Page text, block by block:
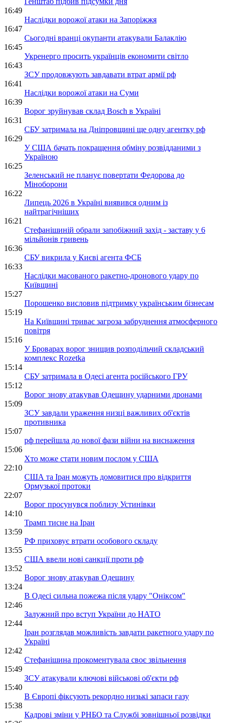
16:49
Наслідки ворожої атаки на Запоріжжя
16:47
Сьогодні вранці окупанти атакували Балаклію
16:45
Укренерго просить українців економити світло
16:43
ЗСУ продовжують завдавати втрат армії рф
16:41
Наслідки ворожої атаки на Суми
16:39
Ворог зруйнував склад Bosch в Україні
16:31
СБУ затримала на Дніпровщині ще одну агентку рф
16:29
У США бачать покращення обміну розвідданими з
Україною
16:25
Зеленський не планує повертати Федорова до
Міноборони
16:22
Липець 2026 в Україні виявився одним із
найтрагічніших
16:21
Стефанішиній обрали запобіжний захід - заставу у 6
мільйонів гривень
16:36
СБУ викрила у Києві агента ФСБ
16:33
Наслідки масованого ракетно-дронового удару по
Київщині
15:27
Порошенко висловив підтримку українським бізнесам
15:19
На Київщині триває загроза забруднення атмосферного
повітря
15:16
У Броварах ворог знищив розподільчий складський
комплекс Rozetka
15:14
СБУ затримала в Одесі агента російського ГРУ
15:12
Ворог знову атакував Одещину ударними дронами
15:09
ЗСУ завдали ураження низці важливих об'єктів
противника
15:07
рф перейшла до нової фази війни на виснаження
15:06
Хто може стати новим послом у США
22:10
США та Іран можуть домовитися про відкриття
Ормузької протоки
22:07
Ворог просунувся поблизу Устинівки
14:10
Трамп тисне на Іран
13:59
РФ приховує втрати особового складу
13:55
США ввели нові санкції проти рф
13:52
Ворог знову атакував Одещину
13:24
В Одесі сильна пожежа після удару "Оніксом"
12:46
Залужний про вступ України до НАТО
12:44
Іран розглядав можливість завдати ракетного удару по
Україні
12:42
Стефанішина прокоментувала своє звільнення
15:49
ЗСУ атакували ключові військові об'єкти рф
15:40
В Європі фіксують рекордно низькі запаси газу
15:38
Кадрові зміни у РНБО та Службі зовнішньої розвідки